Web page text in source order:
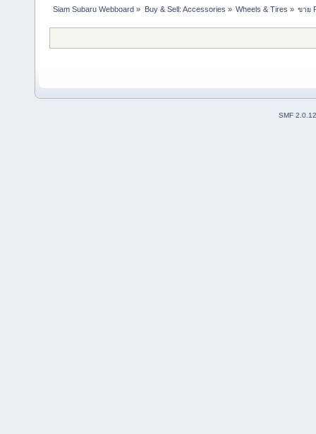
Siam Subaru Webboard » Buy & Sell: Accessories » Wheels & Tires » ขาย
SMF 2.0.12